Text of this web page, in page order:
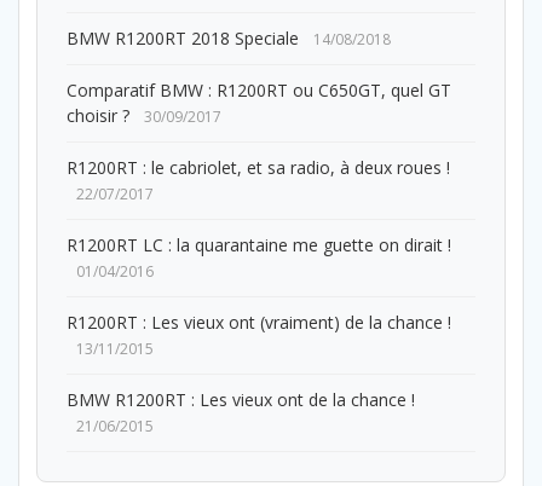
BMW R1200RT 2018 Speciale 14/08/2018
Comparatif BMW : R1200RT ou C650GT, quel GT
choisir ?
30/09/2017
R1200RT : le cabriolet, et sa radio, à deux roues !
22/07/2017
R1200RT LC : la quarantaine me guette on dirait !
01/04/2016
R1200RT : Les vieux ont (vraiment) de la chance !
13/11/2015
BMW R1200RT : Les vieux ont de la chance !
21/06/2015